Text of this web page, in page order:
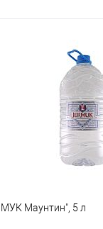
Маунтин", 5 л